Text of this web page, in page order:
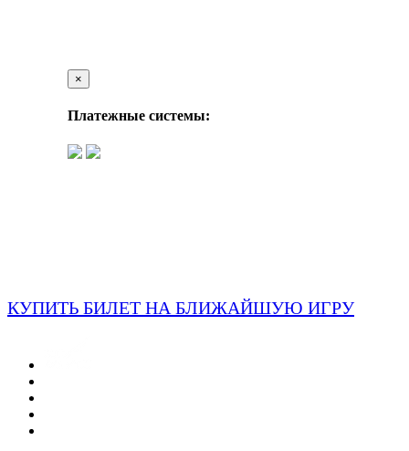
×
Платежные системы:
КУПИТЬ БИЛЕТ НА БЛИЖАЙШУЮ ИГРУ